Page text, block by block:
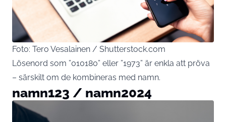
Foto: Tero Vesalainen / Shutterstock.com
Lösenord som ”010180” eller ”1973” är enkla att pröva
– särskilt om de kombineras med namn.
namn123 / namn2024